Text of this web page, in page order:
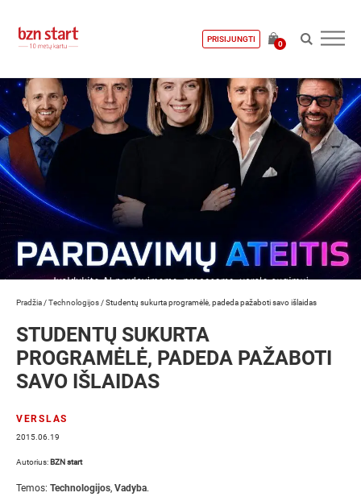
PRISIJUNGTI
0
Pradžia /Technologijos /‏Studentų sukurta programėlė, padeda pažaboti savo išlaidas
PROGRAMĖLĖ, PADEDA PAŽABOTI
SAVO IŠLAIDAS
VERSLAS
2015.06.19
Autorius: ‏BZN start
Temos: Technologijos, Vadyba.